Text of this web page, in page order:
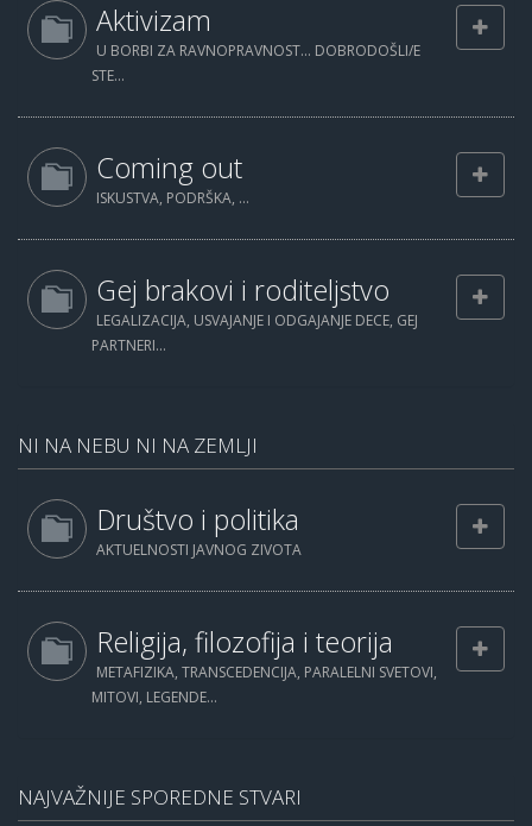
Aktivizam
U BORBI ZA RAVNOPRAVNOST... DOBRODOŠLI/E
STE...
Coming out
ISKUSTVA, PODRŠKA, ...
Gej brakovi i roditeljstvo
LEGALIZACIJA, USVAJANJE I ODGAJANJE DECE, GEJ
PARTNERI...
NI NA NEBU NI NA ZEMLJI
Društvo i politika
AKTUELNOSTI JAVNOG ZIVOTA
Religija, filozofija i teorija
METAFIZIKA, TRANSCEDENCIJA, PARALELNI SVETOVI,
MITOVI, LEGENDE...
NAJVAŽNIJE SPOREDNE STVARI